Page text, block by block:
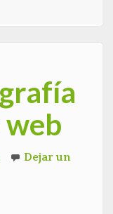
web
Dejar un